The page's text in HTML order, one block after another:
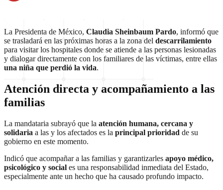
La Presidenta de México, Claudia Sheinbaum Pardo, informó que
se trasladará en las próximas horas a la zona del descarrilamiento
para visitar los hospitales donde se atiende a las personas lesionadas
y dialogar directamente con los familiares de las víctimas, entre ellas
una niña que perdió la vida.
Atención directa y acompañamiento a las
familias
La mandataria subrayó que la atención humana, cercana y
solidaria a las y los afectados es la principal prioridad de su
gobierno en este momento.
Indicó que acompañar a las familias y garantizarles apoyo médico,
psicológico y social es una responsabilidad inmediata del Estado,
especialmente ante un hecho que ha causado profundo impacto.